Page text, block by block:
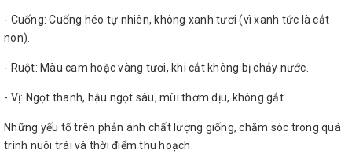
- Cuống: Cuống héo tự nhiên, không xanh tươi (vì xanh tức là cắt
non).
- Ruột: Màu cam hoặc vàng tươi, khi cắt không bị chảy nước.
- Vị: Ngọt thanh, hậu ngọt sâu, mùi thơm dịu, không gắt.
Những yếu tố trên phản ánh chất lượng giống, chăm sóc trong quá
trình nuôi trái và thời điểm thu hoạch.